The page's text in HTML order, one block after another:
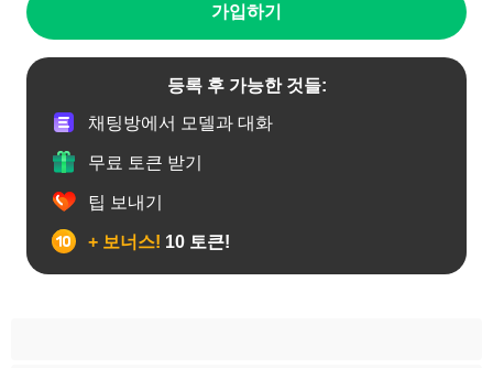
가입하기
등록 후 가능한 것들:
채팅방에서 모델과 대화
무료 토큰 받기
팁 보내기
+ 보너스! 10 토큰!